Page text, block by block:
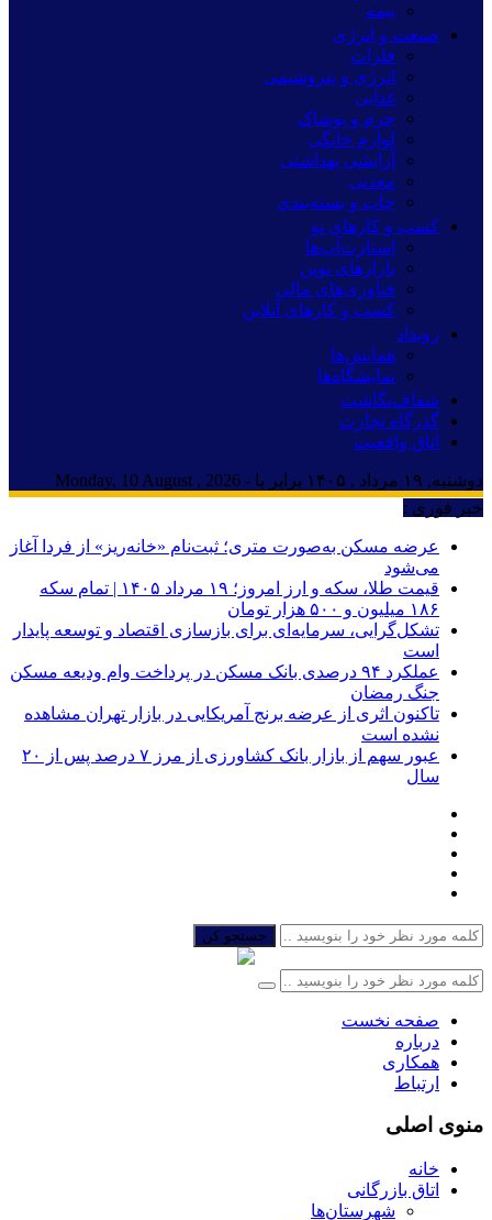
بیمه
صنعت و انرژی
فلزات
انرژی و پتروشیمی
غذایی
چرم و پوشاک
لوازم خانگی
آرایشی بهداشتی
معدنی
چاپ و بسته‌بندی
کسب و کارهای نو
استارت‌آپ‌ها
بازارهای نوین
فناوری‌های مالی
کسب و کارهای آنلاین
رویداد
همایش‌ها
نمایشگاه‌ها
شفاف‌نگاشت
گذرگاه تجارت
اتاق واقعیت
دوشنبه, ۱۹ مرداد , ۱۴۰۵ برابر با - Monday, 10 August , 2026
خبر فوری :
عرضه مسکن به‌صورت متری؛ ثبت‌نام «خانه‌ریز» از فردا آغاز
می‌شود
قیمت طلا، سکه و ارز امروز؛ ۱۹ مرداد ۱۴۰۵ | تمام سکه
۱۸۶ میلیون و ۵۰۰ هزار تومان
تشکل‌گرایی، سرمایه‌ای برای بازسازی اقتصاد و توسعه پایدار
است
عملکرد ۹۴ درصدی بانک مسکن در پرداخت وام ودیعه مسکن
جنگ رمضان
تاکنون اثری از عرضه برنج آمریکایی در بازار تهران مشاهده
نشده است
عبور سهم از بازار بانک کشاورزی از مرز ۷ درصد پس از ۲۰
سال
جستجو کن
صفحه نخست
درباره
همکاری
ارتباط
منوی اصلی
خانه
اتاق بازرگانی
شهرستان‌ها